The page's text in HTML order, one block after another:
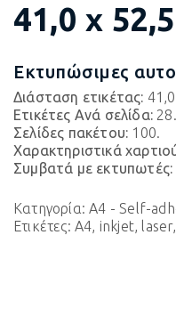
41,0 x
Εκτυπώσιμες
Διάσταση ετικέτας:
Ετικέτες Ανά σελίδα: 28.
Σελίδες πακέτου: 100.
Χαρακτηριστικά
Συμβατά με εκτυπωτές:
Κατηγορία:A4 - Self-
Ετικέτες: A4, inkjet, laser,